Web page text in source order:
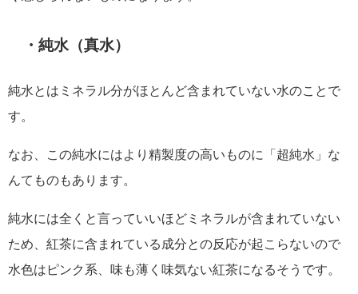
・純水（真水）
純水とはミネラル分がほとんど含まれていない水のことで
す。
なお、この純水にはより精製度の高いものに「超純水」な
んてものもあります。
純水には全くと言っていいほどミネラルが含まれていない
ため、紅茶に含まれている成分との反応が起こらないので
水色はピンク系、味も薄く味気ない紅茶になるそうです。